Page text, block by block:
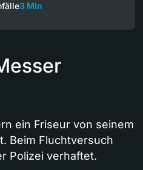
3 Min
ein Friseur von seinem
Beim Fluchtversuch
Polizei verhaftet.